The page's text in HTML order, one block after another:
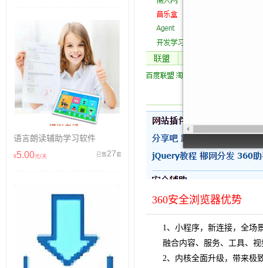
语言朗读辅助学习软件
¥5.00元/天 已售 27套
360安全浏览器优势
1、小程序，新连接，全场
融合内容、服务、工具、视
2、内核全面升级，带来极